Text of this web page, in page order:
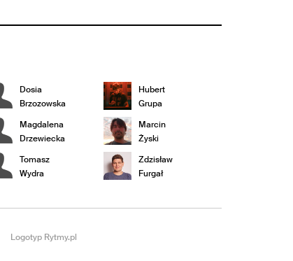
Dosia
Brzozowska
Hubert
Grupa
Magdalena
Drzewiecka
Marcin
Żyski
Tomasz
Wydra
Zdzisław
Furgał
Logotyp Rytmy.pl